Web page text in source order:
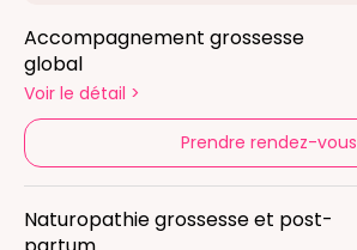
Accompagnement grossesse
global
Voir le détail >
Prendre rendez-vous
Naturopathie grossesse et post-